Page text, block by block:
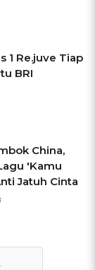
1 Re.juve Tiap
BRI
China,
'Kamu
Jatuh Cinta